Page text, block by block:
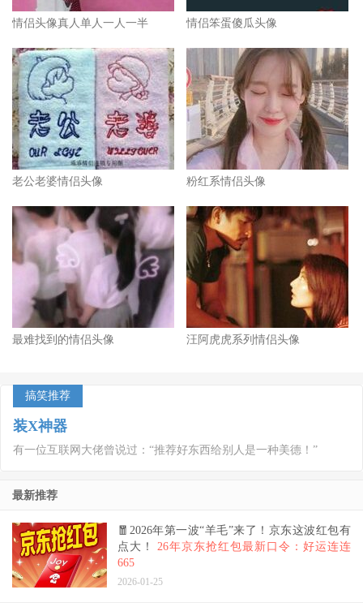
情侣头像真人单人一人一半 情侣笨蛋傻瓜头像
老公老婆情侣头像 粉红系情侣头像
最难找到的情侣头像 汪阿虎虎系列情侣头像
搞笑推荐
装X神器
有一位互联网大佬曾说过：“推荐好东西给别人是一种美德！”
最新推荐
🧧2026年第一波“羊毛”来了！京东这波红包有
点大！ 26年京东抢红包最新口令：好运连连
665
2026-01-25